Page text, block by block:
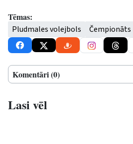
Tēmas:
Pludmales volejbols Čempionāts
Komentāri (0)
Lasi vēl